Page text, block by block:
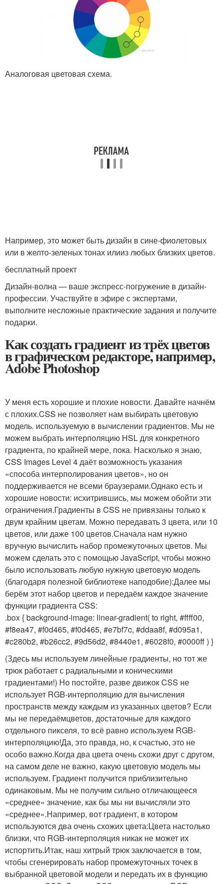
Аналоговая цветовая схема.
Например, это может быть дизайн в сине-фиолетовых
или в желто-зеленых тонах илииз любых близких цветов.
бесплатный проект
Дизайн-волна — ваше экспресс-погружение в дизайн-
профессии. Участвуйте в эфире с экспертами,
выполните несложные практические задания и получите
подарки.
Как создать градиент из трёх цветов
в графическом редакторе, например,
Adobe Photoshop
У меня есть хорошие и плохие новости. Давайте начнём
с плохих.CSS не позволяет нам выбирать цветовую
модель. используемую в вычислении градиентов. Мы не
можем выбрать интерполяцию HSL для конкретного
градиента, по крайней мере, пока. Насколько я знаю,
CSS Images Level 4 даёт возможность указания
«способа интерполирования цветов», но он
поддерживается не всеми браузерами.Однако есть и
хорошие новости: исхитрившись, мы можем обойти эти
ограничения.Градиенты в CSS не привязаны только к
двум крайним цветам. Можно передавать 3 цвета, или 10
цветов, или даже 100 цветов.Сначала нам нужно
вручную вычислить набор промежуточных цветов. Мы
можем сделать это с помощью JavaScript, чтобы можно
было использовать любую нужную цветовую модель
(благодаря полезной библиотеке наподобие):Далее мы
берём этот набор цветов и передаём каждое значение
функции градиента CSS:
.box { background-image: linear-gradient( to right, #ffff00,
#f8ea47, #f0d465, #f0d465, #e7bf7c, #ddaa8f, #d095a1,
#c280b2, #b26cc2, #9d56d2, #8440e1, #6028f0, #0000ff ) }
(Здесь мы используем линейные градиенты, но тот же
трюк работает с радиальными и коническими
градиентами!) Но постойте, разве движок CSS не
использует RGB-интерполяцию для вычисления
пространств между каждым из указанных цветов? Если
мы не передаёмцветов, достаточные для каждого
отдельного пикселя, то всё равно используем RGB-
интерполяцию!Да, это правда, но, к счастью, это не
особо важно.Когда два цвета очень схожи друг с другом,
на самом деле не важно, какую цветовую модель мы
используем. Градиент получится приблизительно
одинаковым. Мы не получим сильно отличающееся
«среднее» значение, как бы мы ни вычисляли это
«среднее».Например, вот градиент, в котором
используются два очень схожих цвета:Цвета настолько
близки, что RGB-интерполяция никак не может их
испортить.Итак, наш хитрый трюк заключается в том,
чтобы сгенерировать набор промежуточных точек в
выбранной цветовой модели и передать их в функцию